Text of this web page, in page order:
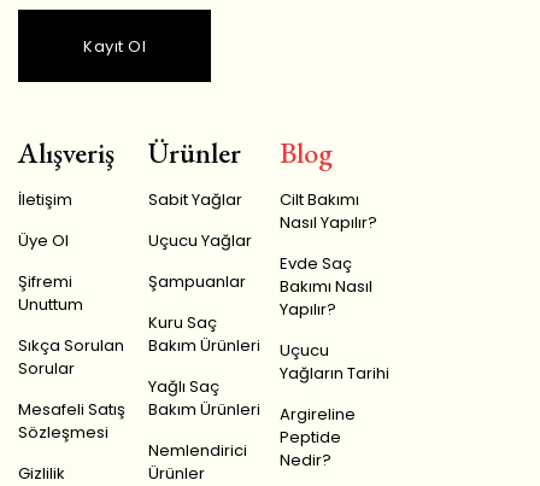
Kayıt Ol
Alışveriş
İletişim
Üye Ol
Şifremi
Unuttum
Sıkça Sorulan
Sorular
Mesafeli Satış
Sözleşmesi
Gizlilik
Ürünler
Sabit Yağlar
Uçucu Yağlar
Şampuanlar
Kuru Saç
Bakım Ürünleri
Yağlı Saç
Bakım Ürünleri
Nemlendirici
Ürünler
Blog
Cilt Bakımı
Nasıl Yapılır?
Evde Saç
Bakımı Nasıl
Yapılır?
Uçucu
Yağların Tarihi
Argireline
Peptide
Nedir?